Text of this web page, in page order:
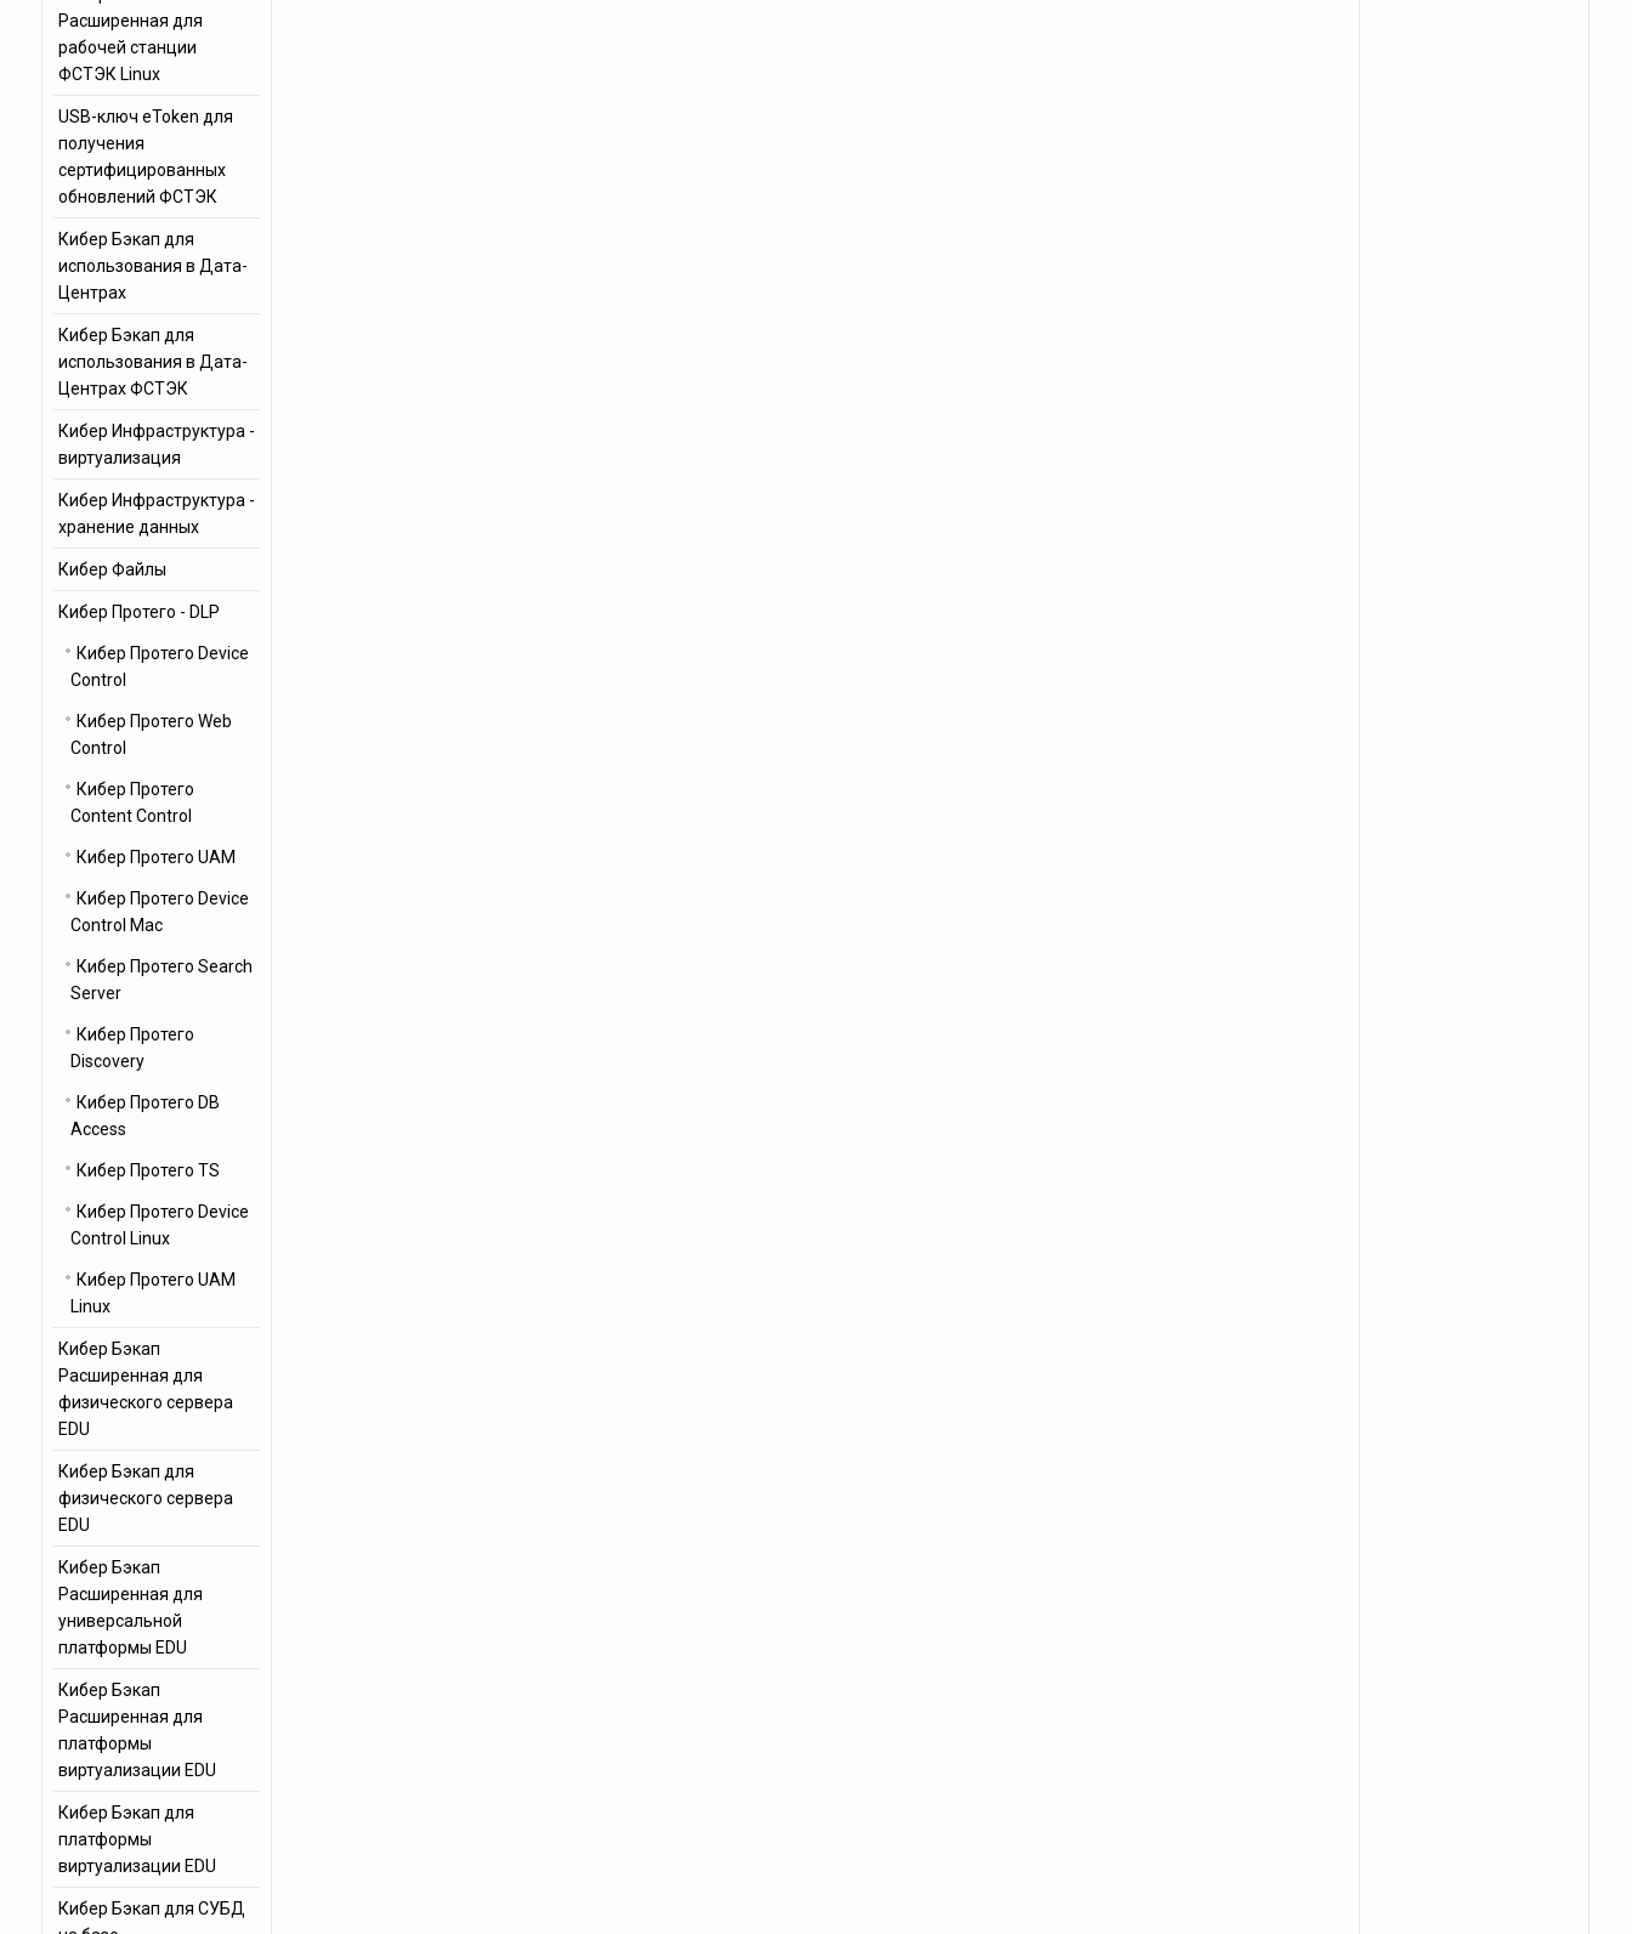
Расширенная для
рабочей станции
ФСТЭК Linux
USB-ключ eToken для
получения
сертифицированных
обновлений ФСТЭК
Кибер Бэкап для
использования в Дата-
Центрах
Кибер Бэкап для
использования в Дата-
Центрах ФСТЭК
Кибер Инфраструктура -
виртуализация
Кибер Инфраструктура -
хранение данных
Кибер Файлы
Кибер Протего - DLP
Кибер Протего Device
Control
Кибер Протего Web
Control
Кибер Протего
Content Control
Кибер Протего UAM
Кибер Протего Device
Control Mac
Кибер Протего Search
Server
Кибер Протего
Discovery
Кибер Протего DB
Access
Кибер Протего TS
Кибер Протего Device
Control Linux
Кибер Протего UAM
Linux
Кибер Бэкап
Расширенная для
физического сервера
EDU
Кибер Бэкап для
физического сервера
EDU
Кибер Бэкап
Расширенная для
универсальной
платформы EDU
Кибер Бэкап
Расширенная для
платформы
виртуализации EDU
Кибер Бэкап для
платформы
виртуализации EDU
Кибер Бэкап для СУБД